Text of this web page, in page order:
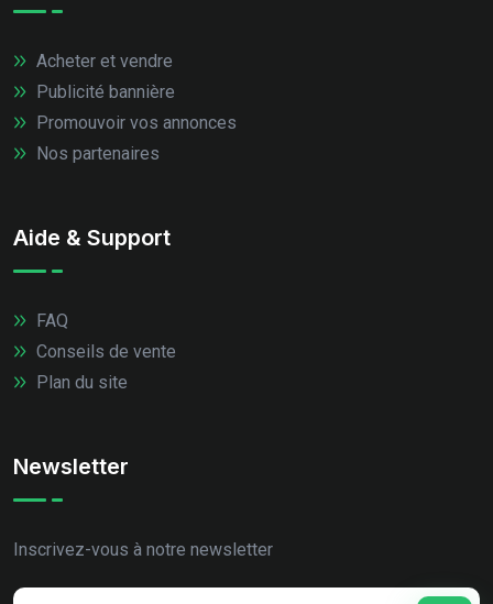
Acheter et vendre
Publicité bannière
Promouvoir vos annonces
Nos partenaires
Aide & Support
FAQ
Conseils de vente
Plan du site
Newsletter
Inscrivez-vous à notre newsletter